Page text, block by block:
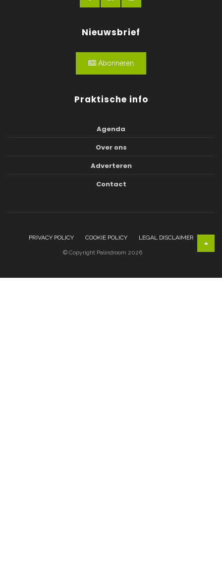
Nieuwsbrief
Abonneren
Praktische info
Agenda
Over ons
Adverteren
Contact
PRIVACY POLICY COOKIE POLICY LEGAL DISCLAIMER
© Copyright Palindroom 2026